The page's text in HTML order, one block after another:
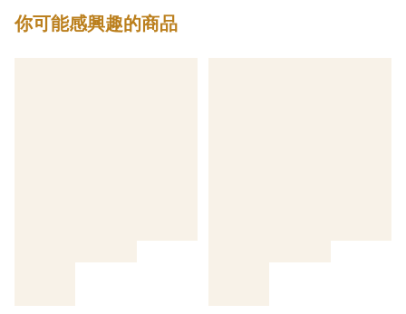
你可能感興趣的商品